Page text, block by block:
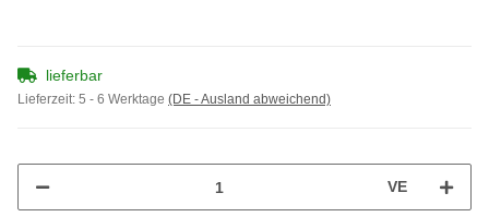
lieferbar
Lieferzeit: 5 - 6 Werktage (DE - Ausland abweichend)
VE